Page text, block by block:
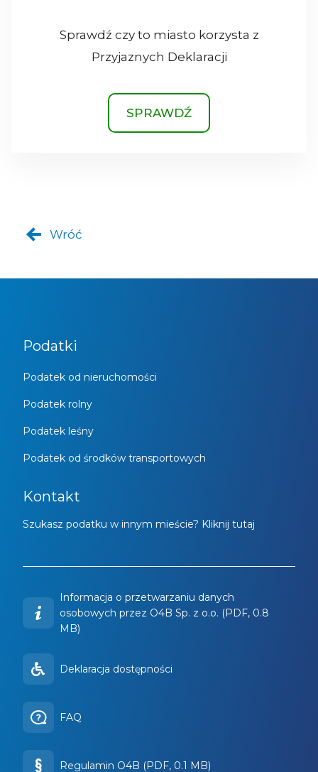
Sprawdź czy to miasto korzysta z
Przyjaznych Deklaracji
SPRAWDŹ
Wróć
Podatki
Podatek od nieruchomości
Podatek rolny
Podatek leśny
Podatek od środków transportowych
Kontakt
Szukasz podatku w innym mieście? Kliknij tutaj
Informacja o przetwarzaniu danych
osobowych przez O4B Sp. z o.o. (PDF, 0.8
MB)
Deklaracja dostępności
FAQ
Regulamin O4B (PDF, 0.1 MB)